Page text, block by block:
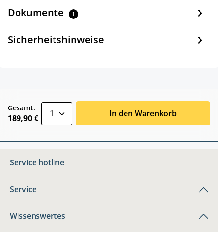
Dokumente 1
Sicherheitshinweise
Gesamt:
189,90 € In den Warenkorb
Service hotline
Service
Wissenswertes